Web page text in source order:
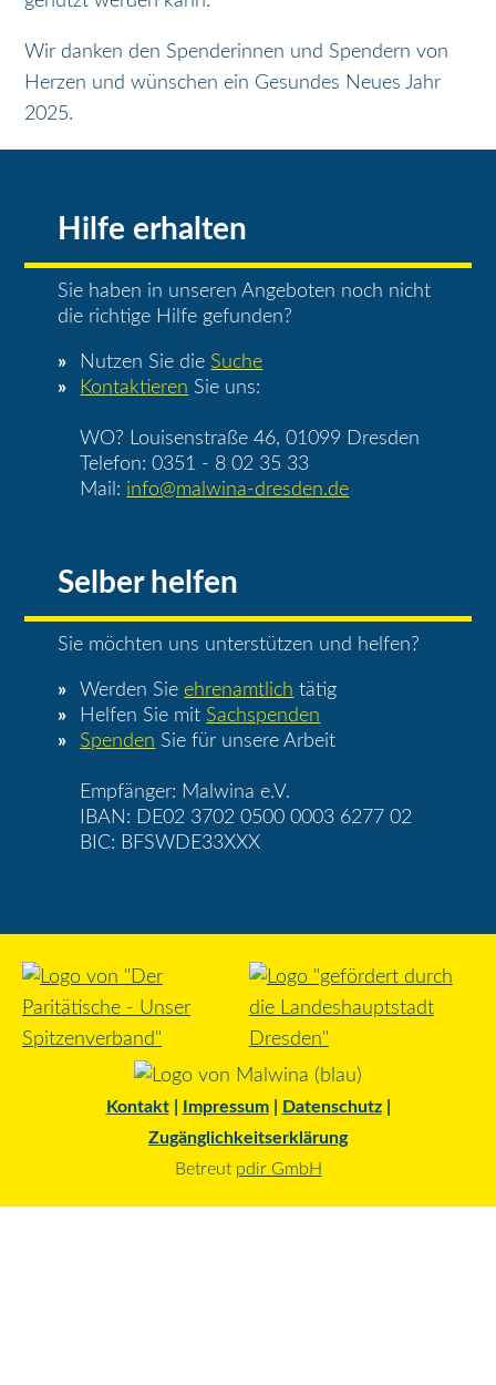
Wir danken den Spenderinnen und Spendern von
Herzen und wünschen ein Gesundes Neues Jahr
2025.
Hilfe erhalten
Sie haben in unseren Angeboten noch nicht
die richtige Hilfe gefunden?
Nutzen Sie die Suche
Kontaktieren Sie uns:
WO? Louisenstraße 46, 01099 Dresden
Telefon: 0351 - 8 02 35 33
Mail: info@malwina-dresden.de
Selber helfen
Sie möchten uns unterstützen und helfen?
Werden Sie ehrenamtlich tätig
Helfen Sie mit Sachspenden
Spenden Sie für unsere Arbeit
Empfänger: Malwina e.V.
IBAN: DE02 3702 0500 0003 6277 02
BIC: BFSWDE33XXX
Kontakt| Impressum| Datenschutz|
Zugänglichkeitserklärung
Betreut pdir GmbH